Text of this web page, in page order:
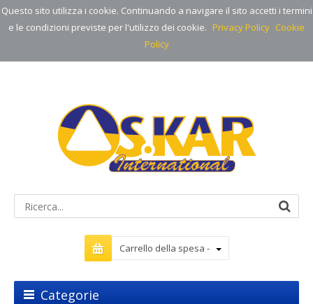
Questo sito utilizza i cookie. Continuando a navigare il sito accetti i termini
e le condizioni previste per l'utilizzo dei cookie. Privacy Policy Cookie
Policy
Carrello della spesa -
Categorie